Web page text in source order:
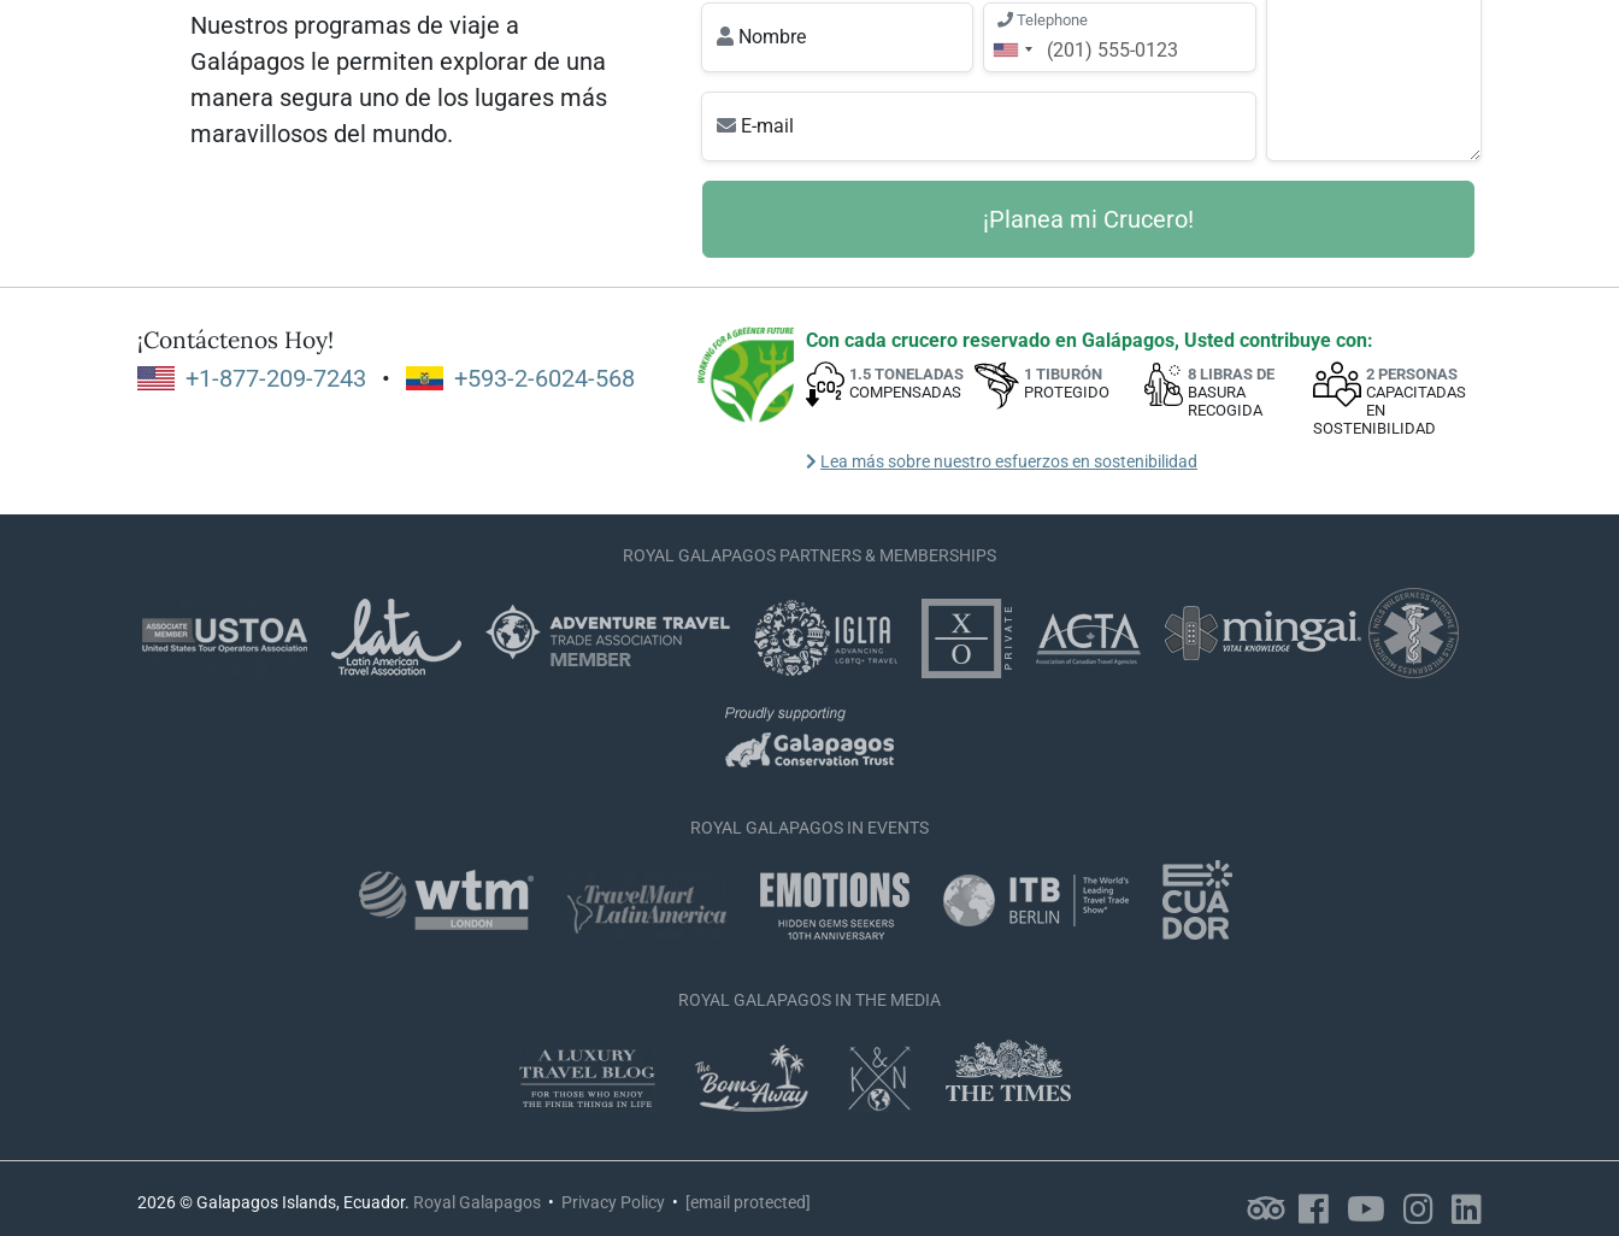
Nuestros programas de viaje a
Galápagos le permiten explorar de una
manera segura uno de los lugares más
maravillosos del mundo.
Nombre
Telephone
E-mail
¡Contáctenos Hoy!
+1-877-209-7243
• +593-2-6024-568
Con cada crucero reservado en Galápagos, Usted contribuye con:
1.5 TONELADAS
COMPENSADAS
1 TIBURÓN
PROTEGIDO
8 LIBRAS DE
BASURA
RECOGIDA
2 PERSONAS
CAPACITADAS
EN
SOSTENIBILIDAD
Lea más sobre nuestro esfuerzos en sostenibilidad
ROYAL GALAPAGOS PARTNERS & MEMBERSHIPS
ROYAL GALAPAGOS IN EVENTS
ROYAL GALAPAGOS IN THE MEDIA
2026 © Galapagos Islands, Ecuador. Royal Galapagos • Privacy Policy • [email protected]